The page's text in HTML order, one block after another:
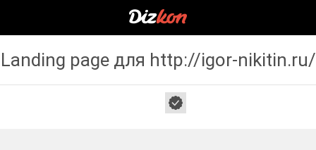
Landing page для http://igor-nikitin.ru/